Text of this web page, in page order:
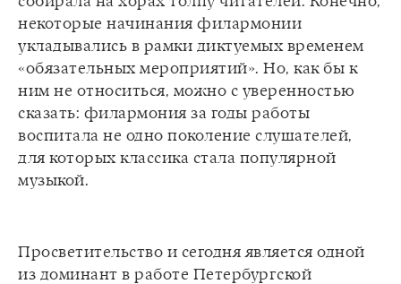
некоторые начинания филармонии
укладывались в рамки диктуемых временем
«обязательных мероприятий». Но, как бы к
ним не относиться, можно с уверенностью
сказать: филармония за годы работы
воспитала не одно поколение слушателей,
для которых классика стала популярной
Просветительство и сегодня является одной
из доминант в работе Петербургской